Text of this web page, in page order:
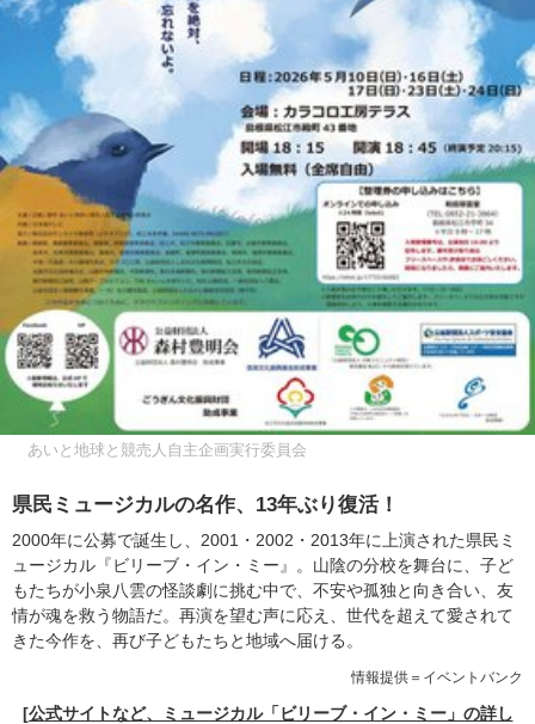
あいと地球と競売人自主企画実行委員会
県民ミュージカルの名作、13年ぶり復活！
2000年に公募で誕生し、2001・2002・2013年に上演された県民ミ
ュージカル『ビリーブ・イン・ミー』。山陰の分校を舞台に、子ど
もたちが小泉八雲の怪談劇に挑む中で、不安や孤独と向き合い、友
情が魂を救う物語だ。再演を望む声に応え、世代を超えて愛されて
きた今作を、再び子どもたちと地域へ届ける。
情報提供＝イベントバンク
[公式サイトなど、ミュージカル「ビリーブ・イン・ミー」の詳し